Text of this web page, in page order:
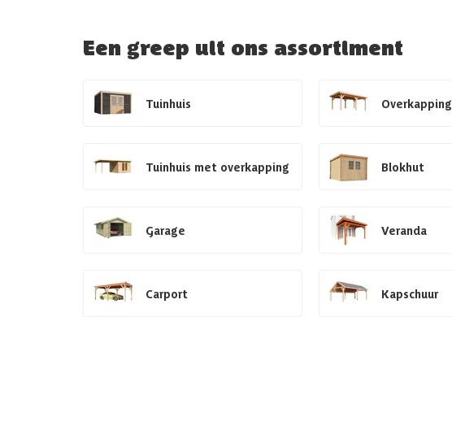
Een greep uit ons assortiment
Tuinhuis Overkapping
Tuinhuis met overkapping Blokhut
Garage Veranda
Carport Kapschuur